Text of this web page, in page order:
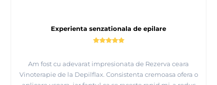
Experienta senzationala de epilare
Am fost cu adevarat impresionata de Rezerva ceara
Vinoterapie de la Depilflax. Consistenta cremoasa ofera o